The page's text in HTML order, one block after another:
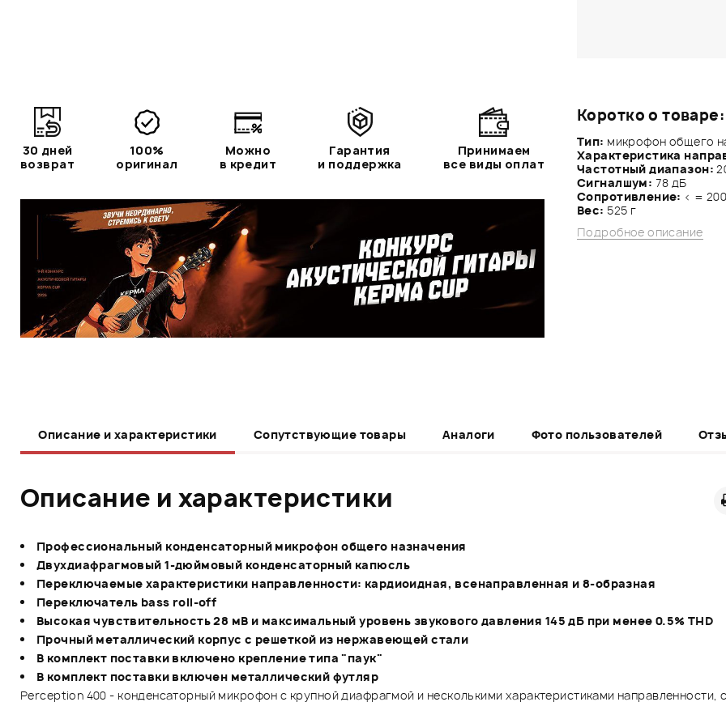
Коротко о товаре:
Тип: микрофон общего
Характеристика
Частотный диапазон:
Сигналшум: 78 дБ
Сопротивление: < =
Вес: 525 г
Подробное описание
30 дней
возврат
100%
оригинал
Можно
в кредит
Гарантия
и поддержка
Принимаем
все виды оплат
Описание и характеристики Сопутствующие товары Аналоги Фото пользователей
Описание и характеристики
Профессиональный конденсаторный микрофон общего назначения
Двухдиафрагмовый 1-дюймовый конденсаторный капюсль
Переключаемые характеристики направленности: кардиоидная, всенаправленная и 8-образная
Переключатель bass roll-off
Высокая чувствительность 28 мВ и максимальный уровень звукового давления 145 дБ при менее 0.5% THD
Прочный металлический корпус с решеткой из нержавеющей стали
В комплект поставки включено крепление типа "паук"
В комплект поставки включен металлический футляр
Perception 400 - конденсаторный микрофон с крупной диафрагмой и несколькими характеристиками направленности,